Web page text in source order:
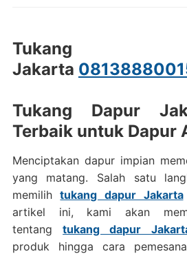
Tukang
Jakarta
Tukang Dapur
Terbaik untuk Dapur
Menciptakan dapur impian
yang matang. Salah satu
memilihtukang dapur Jakarta
artikel ini, kami akan
tentangtukang dapur
produk hingga cara